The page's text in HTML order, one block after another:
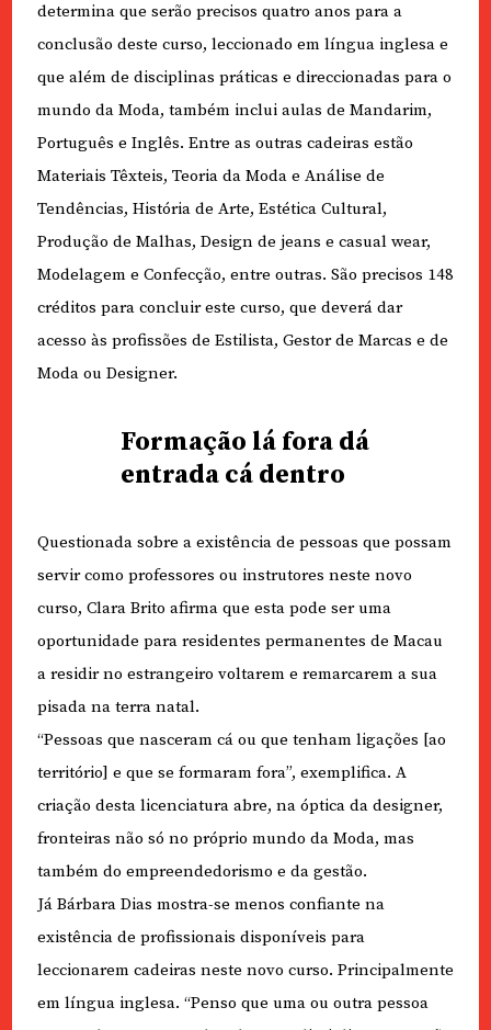
determina que serão precisos quatro anos para a
conclusão deste curso, leccionado em língua inglesa e
que além de disciplinas práticas e direccionadas para o
mundo da Moda, também inclui aulas de Mandarim,
Português e Inglês. Entre as outras cadeiras estão
Materiais Têxteis, Teoria da Moda e Análise de
Tendências, História de Arte, Estética Cultural,
Produção de Malhas, Design de jeans e casual wear,
Modelagem e Confecção, entre outras. São precisos 148
créditos para concluir este curso, que deverá dar
acesso às profissões de Estilista, Gestor de Marcas e de
Moda ou Designer.
Formação lá fora dá
entrada cá dentro
Questionada sobre a existência de pessoas que possam
servir como professores ou instrutores neste novo
curso, Clara Brito afirma que esta pode ser uma
oportunidade para residentes permanentes de Macau
a residir no estrangeiro voltarem e remarcarem a sua
pisada na terra natal.
“Pessoas que nasceram cá ou que tenham ligações [ao
território] e que se formaram fora”, exemplifica. A
criação desta licenciatura abre, na óptica da designer,
fronteiras não só no próprio mundo da Moda, mas
também do empreendedorismo e da gestão.
Já Bárbara Dias mostra-se menos confiante na
existência de profissionais disponíveis para
leccionarem cadeiras neste novo curso. Principalmente
em língua inglesa. “Penso que uma ou outra pessoa